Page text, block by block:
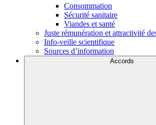
Consommation
Sécurité sanitaire
Viandes et santé
Juste rémunération et attractivité
Info-veille scientifique
Sources d’information
Accords